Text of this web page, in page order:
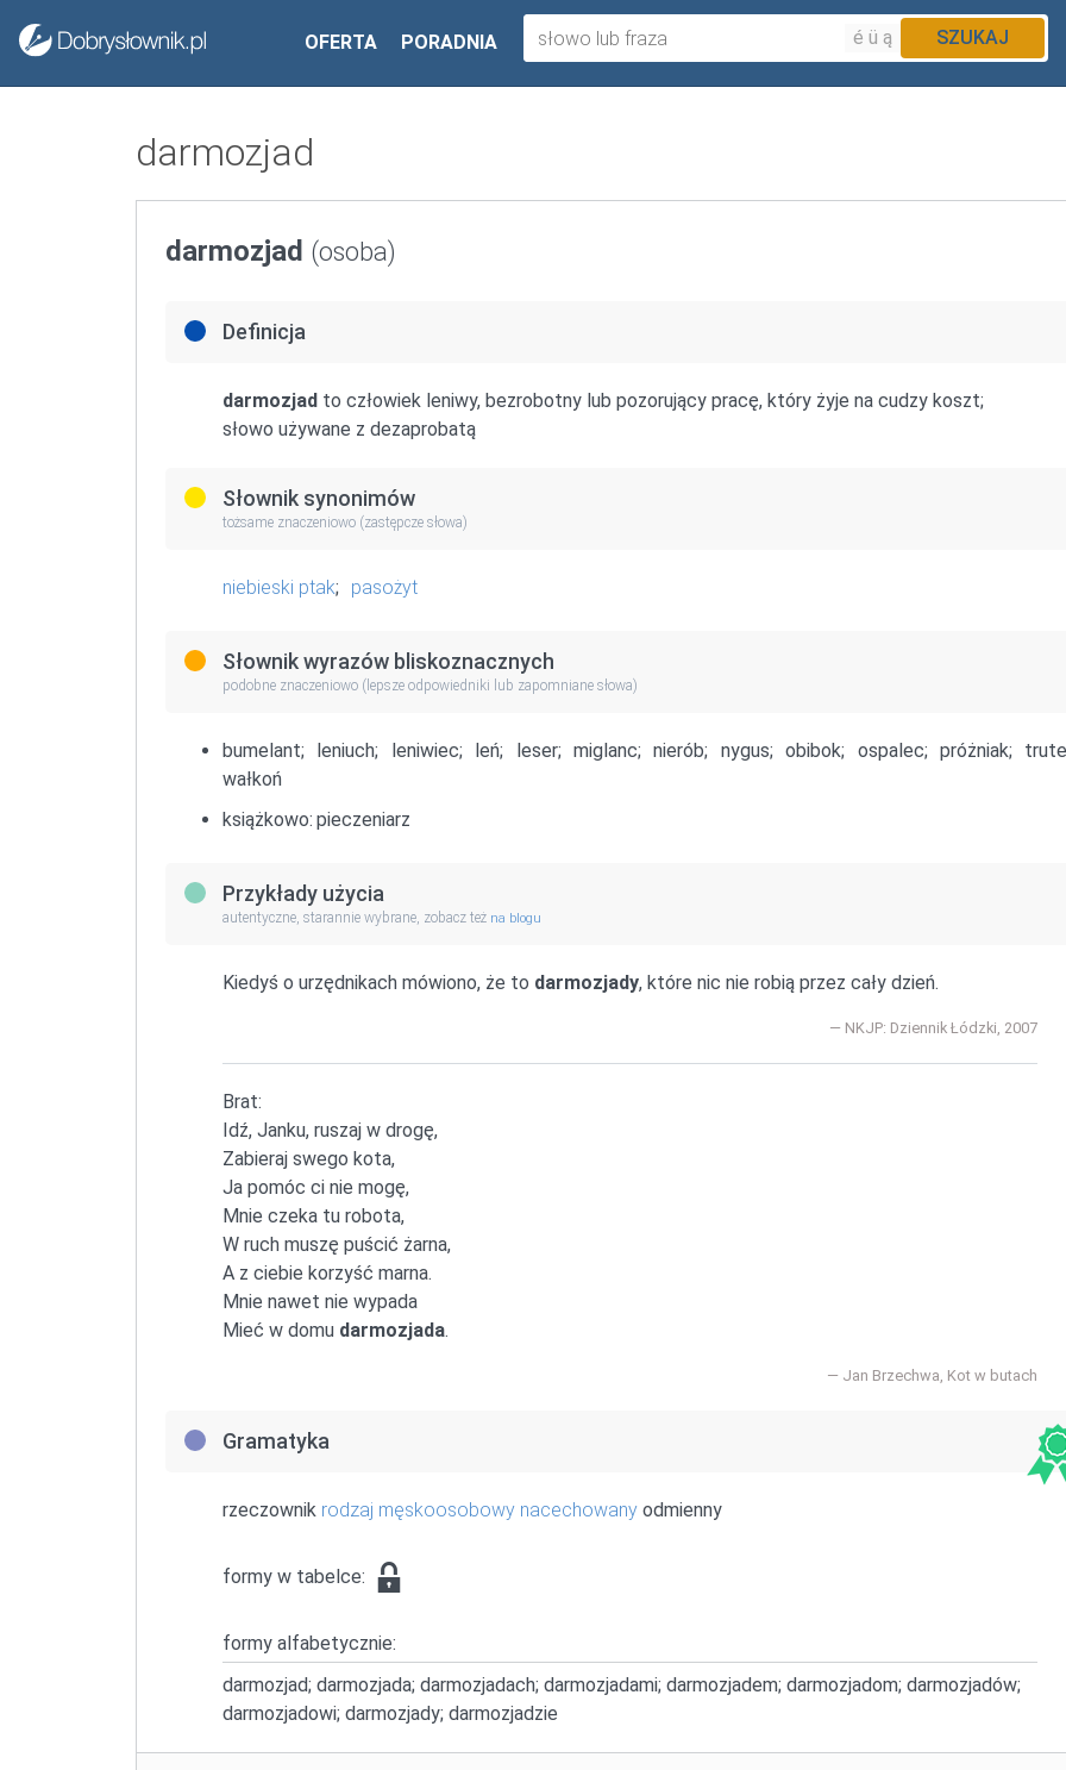
OFERTA PORADNIA é ü ą SZUKAJ
darmozjad
darmozjad (osoba)
Definicja
darmozjad to człowiek leniwy, bezrobotny lub pozorujący pracę, który żyje na cudzy koszt;
słowo używane z dezaprobatą
Słownik synonimów
tożsame znaczeniowo (zastępcze słowa)
niebieski ptak; pasożyt
Słownik wyrazów bliskoznacznych
podobne znaczeniowo (lepsze odpowiedniki lub zapomniane słowa)
bumelant; leniuch; leniwiec; leń; leser; miglanc; nierób; nygus; obibok; ospalec; próżniak;
wałkoń
książkowo: pieczeniarz
Przykłady użycia
autentyczne, starannie wybrane, zobacz też na blogu
Kiedyś o urzędnikach mówiono, że to darmozjady, które nic nie robią przez cały dzień.
NKJP: Dziennik Łódzki, 2007
Brat:
Idź, Janku, ruszaj w drogę,
Zabieraj swego kota,
Ja pomóc ci nie mogę,
Mnie czeka tu robota,
W ruch muszę puścić żarna,
A z ciebie korzyść marna.
Mnie nawet nie wypada
Mieć w domu darmozjada.
Jan Brzechwa, Kot w butach
Gramatyka
rzeczownik rodzaj męskoosobowy nacechowany odmienny
formy w tabelce:
formy alfabetycznie:
darmozjad; darmozjada; darmozjadach; darmozjadami; darmozjadem; darmozjadom; darmozjadów;
darmozjadowi; darmozjady; darmozjadzie